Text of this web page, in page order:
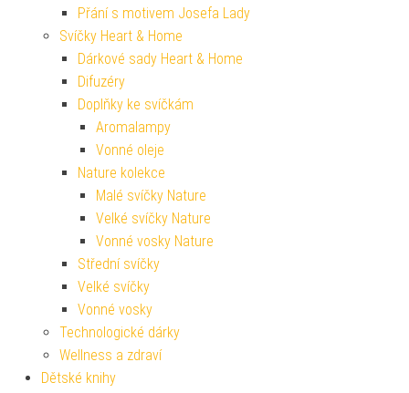
Přání s motivem Josefa Lady
Svíčky Heart & Home
Dárkové sady Heart & Home
Difuzéry
Doplňky ke svíčkám
Aromalampy
Vonné oleje
Nature kolekce
Malé svíčky Nature
Velké svíčky Nature
Vonné vosky Nature
Střední svíčky
Velké svíčky
Vonné vosky
Technologické dárky
Wellness a zdraví
Dětské knihy